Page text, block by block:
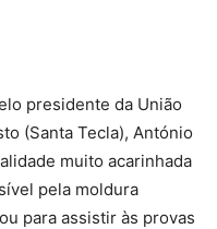
presidente da União
(Santa Tecla), António
muito acarinhada
pela moldura
para assistir às provas